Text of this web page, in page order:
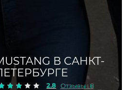
В САНКТ-
2.8 Отзывы : 8